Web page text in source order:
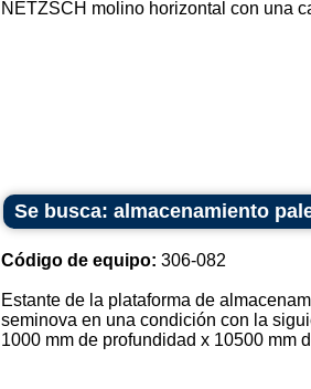
NETZSCH molino horizontal con una
Se busca: almacenamiento
Código de equipo: 306-082
Estante de la plataforma de
seminova en una condición con la
1000 mm de profundidad x 10500 mm